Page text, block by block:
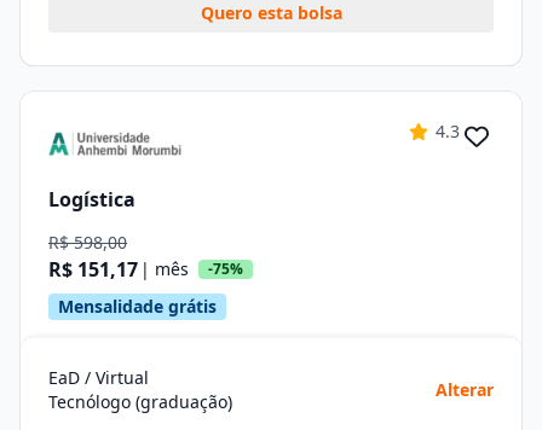
Quero esta bolsa
4.3
Logística
R$ 598,00
R$ 151,17 | mês -75%
Mensalidade grátis
EaD / Virtual
Tecnólogo (graduação)
Alterar